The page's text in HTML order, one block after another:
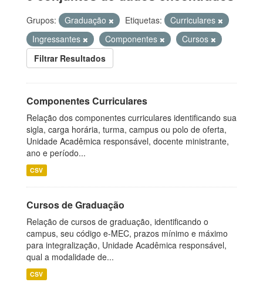
Grupos: Graduação Etiquetas:
Curriculares
Ingressantes
Componentes
Cursos
Filtrar Resultados
Componentes Curriculares
Relação dos componentes curriculares identificando sua
sigla, carga horária, turma, campus ou polo de oferta,
Unidade Acadêmica responsável, docente ministrante,
ano e período...
CSV
Cursos de Graduação
Relação de cursos de graduação, identificando o
campus, seu código e-MEC, prazos mínimo e máximo
para integralização, Unidade Acadêmica responsável,
qual a modalidade de...
CSV